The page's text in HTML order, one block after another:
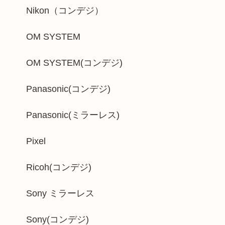
Nikon（コンデジ）
OM SYSTEM
OM SYSTEM(コンデジ)
Panasonic(コンデジ)
Panasonic(ミラーレス)
Pixel
Ricoh(コンデジ)
Sony ミラーレス
Sony(コンデジ)